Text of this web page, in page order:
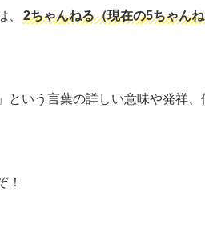
、 2ちゃんねる（現在の5ちゃん
という言葉の詳しい意味や発祥
！